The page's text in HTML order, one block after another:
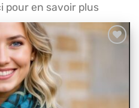
pour en savoir plus